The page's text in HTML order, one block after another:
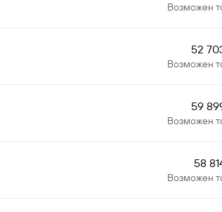
Возможен
52
Возможен
59
Возможен
58
Возможен